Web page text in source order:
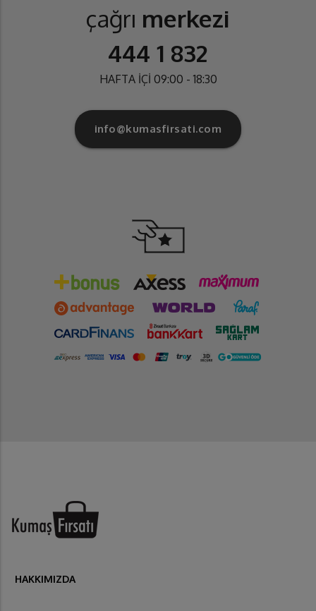
çağrı merkezi
444 1 832
HAFTA İÇİ 09:00 - 18:30
info@kumasfirsati.com
HAKKIMIZDA